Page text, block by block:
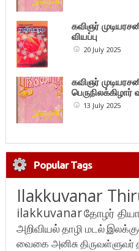
கவிஞர்
வியப்பு
20 July 2025
கவிஞர்
13 July 2025
Popular Tags
Ilakkuvanar
ilakkuvanarதோழர்
அறிவியல்தாழி மடல்
வைகை அனிசுதிருவள்ளுவர்